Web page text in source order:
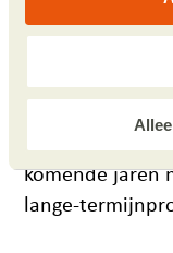
fiscale
waard. En ik
gemakkelijk
komende jaren
lange-